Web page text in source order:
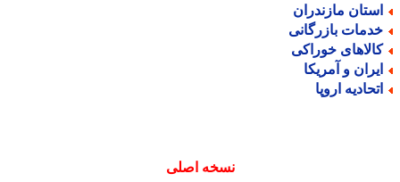
مازندران
بازرگانی
خوراکی
و آمریکا
اروپا
نسخه اصلی